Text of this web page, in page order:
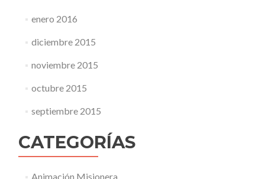
enero 2016
diciembre 2015
noviembre 2015
octubre 2015
septiembre 2015
CATEGORÍAS
Animación Misionera